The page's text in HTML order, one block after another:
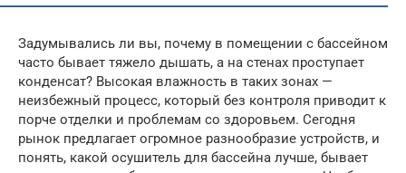
Задумывались ли вы, почему в помещении с бассейном
часто бывает тяжело дышать, а на стенах проступает
конденсат? Высокая влажность в таких зонах —
неизбежный процесс, который без контроля приводит к
порче отделки и проблемам со здоровьем. Сегодня
рынок предлагает огромное разнообразие устройств, и
понять, какой осушитель для бассейна лучше, бывает